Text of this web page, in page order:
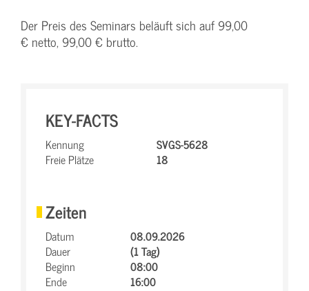
Der Preis des Seminars beläuft sich auf 99,00
€ netto, 99,00 € brutto.
KEY-FACTS
Kennung
SVGS-5628
Freie Plätze
18
Zeiten
Datum
08.09.2026
Dauer
(1 Tag)
Beginn
08:00
Ende
16:00